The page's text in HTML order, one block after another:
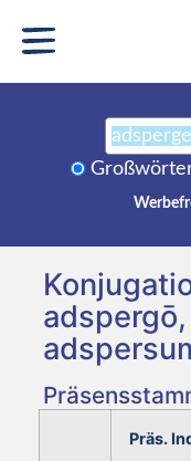
Präs.